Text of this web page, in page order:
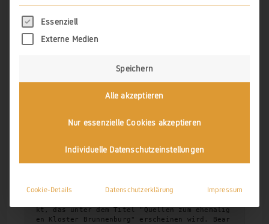
Rhein, Mosel, Pfalz unter Einschluß der Weing
ebiete der Ahr, Nahe, Saar, Ruwer und Rheinhe
r den gesamten Weinbau und Weinhandel Deutsch
Wiesbaden : Verl. d. Westdruckerei, 1926/27
dilibri Rheinland-Pfalz (
MUCHA, MICHAEL
kt, das unter dem Titel "Quellen zum ehemalig
en Kloster Brunnenburg" erscheinen wird. Bear
Es folgt eine Liste der Service-Gruppen, für
Essenziell
Externe Medien
Speichern
Alle akzeptieren
Nur essenzielle Cookies akzeptieren
Individuelle Datenschutzeinstellungen
Cookie-Details Datenschutzerklärung Impressum